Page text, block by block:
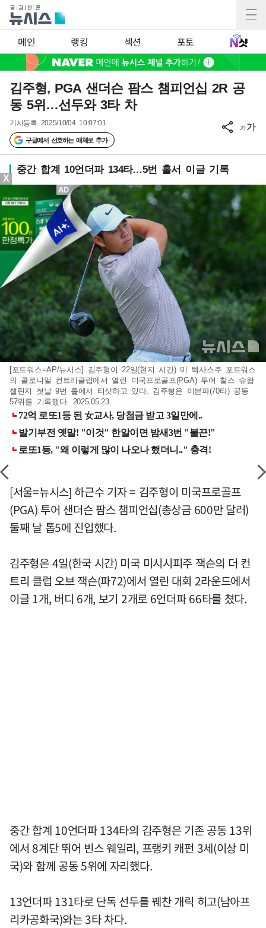
메인 랭킹 섹션 포토
김주형, PGA 샌더슨 팜스 챔피언십 2R 공
동 5위…선두와 3타 차
기사등록 2025/10/04 10:07:01
구글에서 선호하는 매체로 추가
가가
중간 합계 10언더파 134타…5번 홀서 이글 기록
[포트워스=AP/뉴시스] 김주형이 22일(현지 시간) 미 텍사스주 포트워스
의 콜로니얼 컨트리클럽에서 열린 미국프로골프(PGA) 투어 찰스 슈왑
챌린지 첫날 9번 홀에서 티샷하고 있다. 김주형은 이븐파(70타) 공동
57위를 기록했다. 2025.05.23.
[서울=뉴시스] 하근수 기자 = 김주형이 미국프로골프
(PGA) 투어 샌더슨 팜스 챔피언십(총상금 600만 달러)
둘째 날 톱5에 진입했다.
김주형은 4일(한국 시간) 미국 미시시피주 잭슨의 더 컨
트리 클럽 오브 잭슨(파72)에서 열린 대회 2라운드에서
이글 1개, 버디 6개, 보기 2개로 6언더파 66타를 쳤다.
중간 합계 10언더파 134타의 김주형은 기존 공동 13위
에서 8계단 뛰어 빈스 웨일리, 프랭키 캐펀 3세(이상 미
국)와 함께 공동 5위에 자리했다.
13언더파 131타로 단독 선두를 꿰찬 개릭 히고(남아프
리카공화국)와는 3타 차다.
X